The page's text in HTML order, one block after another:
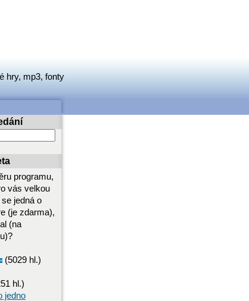
hry, mp3, fonty
programu,
vás velkou
se jedná o
(je zdarma),
(na
(5029 hl.)
hl.)
jedno